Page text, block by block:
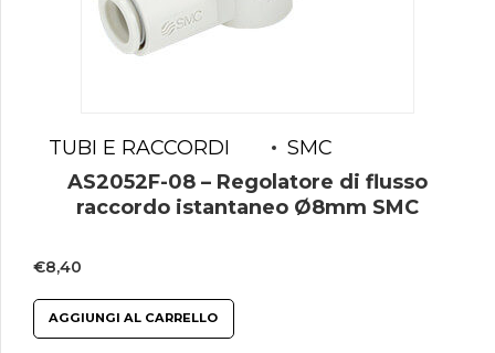
TUBI E RACCORDI
SMC
AS2052F-08 – Regolatore di flusso
raccordo istantaneo Ø8mm SMC
€8,40
AGGIUNGI AL CARRELLO